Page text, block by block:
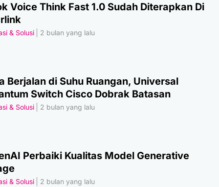
Voice Think Fast 1.0 Sudah Diterapkan Di
& Solusi 2 bulan yang lalu
Berjalan di Suhu Ruangan, Universal
Switch Cisco Dobrak Batasan
& Solusi 2 bulan yang lalu
Perbaiki Kualitas Model Generative
& Solusi 2 bulan yang lalu